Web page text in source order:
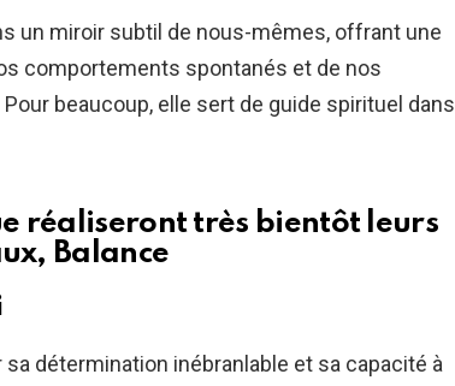
un miroir subtil de nous-mêmes, offrant une
comportements spontanés et de nos
beaucoup, elle sert de guide spirituel dans
réaliseront très bientôt leurs
Balance
détermination inébranlable et sa capacité à